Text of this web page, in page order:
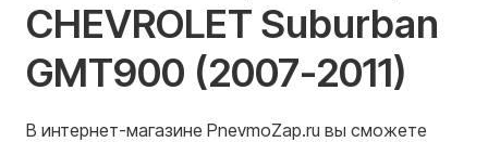
CHEVROLET Suburban
GMT900 (2007-2011)
В интернет-магазине PnevmoZap.ru вы сможете